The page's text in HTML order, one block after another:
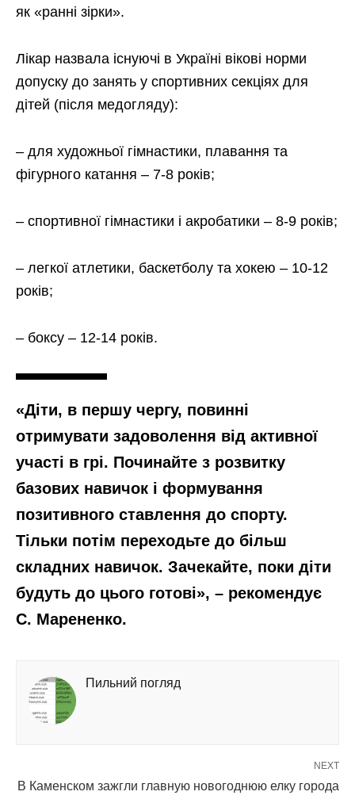
як «ранні зірки».
Лікар назвала існуючі в Україні вікові норми
допуску до занять у спортивних секціях для
дітей (після медогляду):
– для художньої гімнастики, плавання та
фігурного катання – 7-8 років;
– спортивної гімнастики і акробатики – 8-9 років;
– легкої атлетики, баскетболу та хокею – 10-12
років;
– боксу – 12-14 років.
«Діти, в першу чергу, повинні
отримувати задоволення від активної
участі в грі. Починайте з розвитку
базових навичок і формування
позитивного ставлення до спорту.
Тільки потім переходьте до більш
складних навичок. Зачекайте, поки діти
будуть до цього готові», – рекомендує
С. Марененко.
Пильний погляд
NEXT
В Каменском зажгли главную новогоднюю елку города